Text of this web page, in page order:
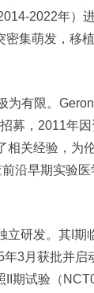
2022年）
密集萌发，移
为有限。
募，2011年因
相关经验，为
沿早期实验
立研发。其I期
年3月获批并启
II期试验（